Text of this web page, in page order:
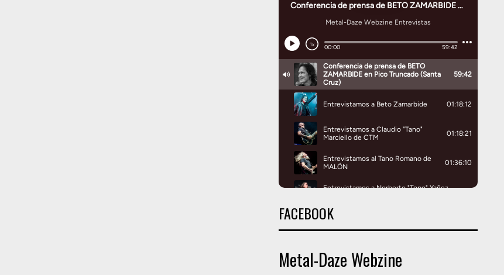
FACEBOOK
Metal-Daze Webzine